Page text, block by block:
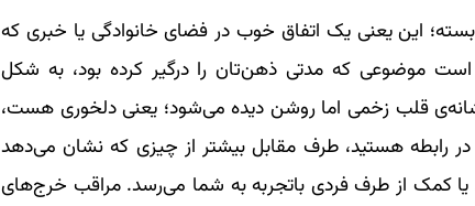
این یعنی یک اتفاق خوب در فضای خانوادگی یا خبری که
موضوعی که مدتی ذهن‌تان را درگیر کرده بود، به شکل
قلب زخمی اما روشن دیده می‌شود؛ یعنی دلخوری هست،
در رابطه هستید، طرف مقابل بیشتر از چیزی که نشان می‌دهد
یا کمک از طرف فردی باتجربه به شما می‌رسد. مراقب خرج‌های